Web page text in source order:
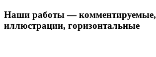
Наши работы — комментируемые,
иллюстрации, горизонтальные